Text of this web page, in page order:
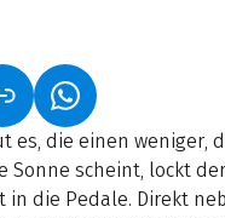
NEUEM TAB)
IN NEUEM TAB)
(LINK ÖFFNET IN
es, die einen weniger,
Sonne scheint, lockt
die Pedale. Direkt